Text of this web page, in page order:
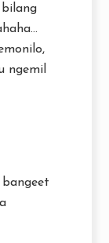
ngemil
bangeet